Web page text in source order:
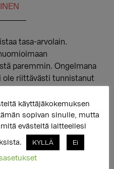
tasa-arvolain.
paremmin. Ongelmana
ole riittävästi tunnistanut
aikaisintaan 2013.
lakiluonnoksesta ovat
ja Ammattiliitto Pro
käyttäjäkokemuksen
sopivan sinulle, mutta
evästeitä laitteellesi
KYLLÄ Ei